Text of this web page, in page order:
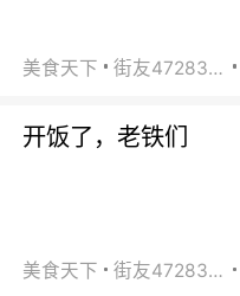
美食天下 街友472838572
开饭了，老铁们
美食天下 街友472838572